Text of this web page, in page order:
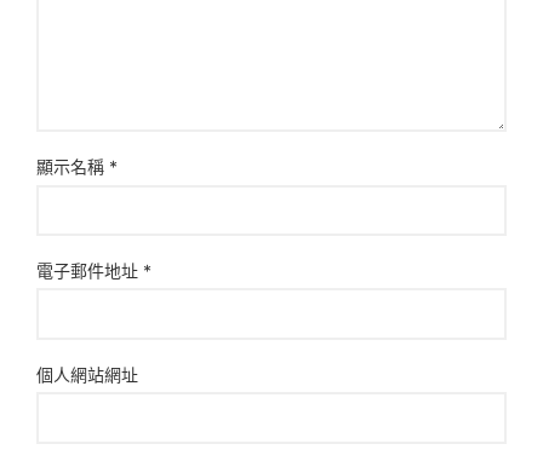
顯示名稱 *
電子郵件地址 *
個人網站網址